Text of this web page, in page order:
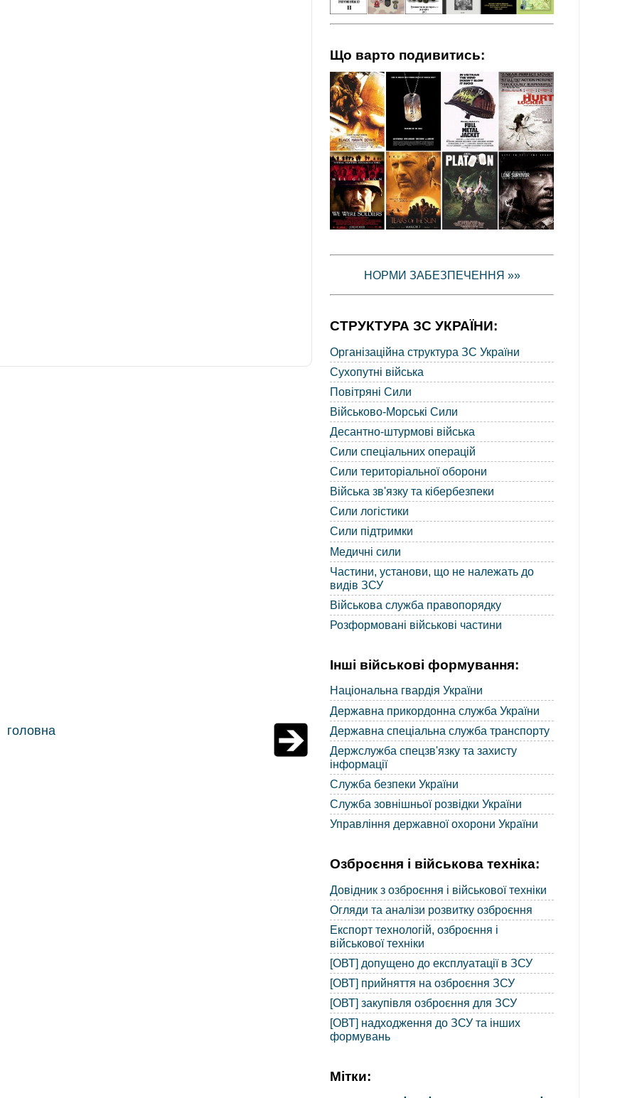
головна
Що варто подивитись:
НОРМИ ЗАБЕЗПЕЧЕННЯ »»
СТРУКТУРА ЗС УКРАЇНИ:
Організаційна структура ЗС України
Сухопутні війська
Повітряні Сили
Військово-Морські Сили
Десантно-штурмові війська
Сили спеціальних операцій
Сили територіальної оборони
Війська зв'язку та кібербезпеки
Сили логістики
Сили підтримки
Медичні сили
Частини, установи, що не належать до
видів ЗСУ
Військова служба правопорядку
Розформовані військові частини
Інші військові формування:
Національна гвардія України
Державна прикордонна служба України
Державна спеціальна служба транспорту
Держслужба спецзв'язку та захисту
інформації
Служба безпеки України
Служба зовнішньої розвідки України
Управління державної охорони України
Озброєння і військова техніка:
Довідник з озброєння і військової техніки
Огляди та аналізи розвитку озброєння
Експорт технологій, озброєння і
військової техніки
[ОВТ] допущено до експлуатації в ЗСУ
[ОВТ] прийняття на озброєння ЗСУ
[ОВТ] закупівля озброєння для ЗСУ
[ОВТ] надходження до ЗСУ та інших
формувань
Мітки: